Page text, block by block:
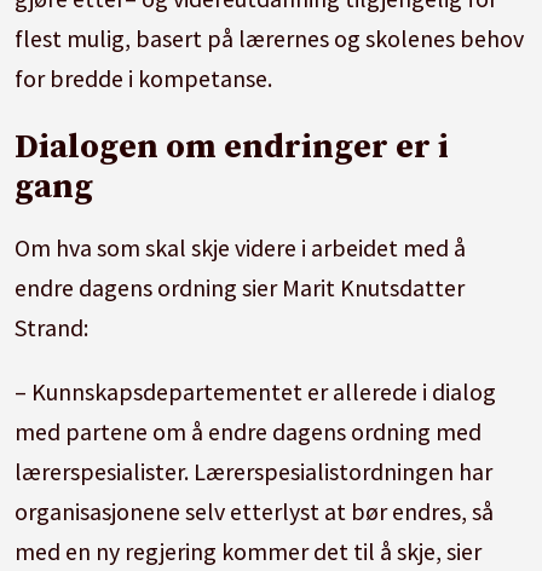
flest mulig, basert på lærernes og skolenes behov
for bredde i kompetanse.
Dialogen om endringer er i
gang
Om hva som skal skje videre i arbeidet med å
endre dagens ordning sier Marit Knutsdatter
Strand:
– Kunnskapsdepartementet er allerede i dialog
med partene om å endre dagens ordning med
lærerspesialister. Lærerspesialistordningen har
organisasjonene selv etterlyst at bør endres, så
med en ny regjering kommer det til å skje, sier